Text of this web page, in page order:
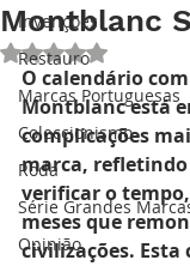
Invenções
Restauro
Marcas Portuguesas
Coleccionismo
Roda
Série Grandes
Opinião
Montblanc
Avaliado com
O calendário
Montblanc está
complicações
marca, refletindo
verificar o
meses que
civilizações.